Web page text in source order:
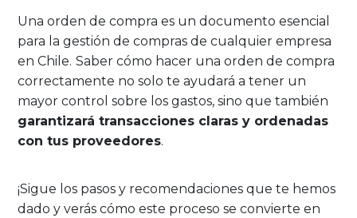
Una orden de compra es un documento esencial
para la gestión de compras de cualquier empresa
en Chile. Saber cómo hacer una orden de compra
correctamente no solo te ayudará a tener un
mayor control sobre los gastos, sino que también
garantizará transacciones claras y ordenadas
con tus proveedores.
¡Sigue los pasos y recomendaciones que te hemos
dado y verás cómo este proceso se convierte en